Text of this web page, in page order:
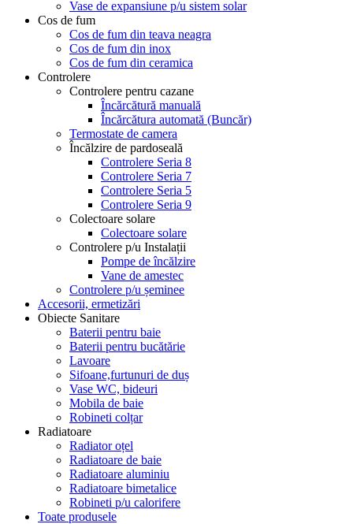
Vase de expansiune p/u sistem solar
Cos de fum
Cos de fum din teava neagra
Cos de fum din inox
Cos de fum din ceramica
Controlere
Controlere pentru cazane
Încărcătură manuală
Încărcătura automată (Buncăr)
Termostate de camera
Încălzire de pardoseală
Controlere Seria 8
Controlere Seria 7
Controlere Seria 5
Controlere Seria 9
Colectoare solare
Colectoare solare
Controlere p/u Instalații
Pompe de încălzire
Vane de amestec
Controlere p/u șeminee
Accesorii, ermetizări
Obiecte Sanitare
Baterii pentru baie
Baterii pentru bucătărie
Lavoare
Sifoane,furtunuri de duș
Vase WC, bideuri
Mobila de baie
Robineti colțar
Radiatoare
Radiator oțel
Radiatoare de baie
Radiatoare aluminiu
Radiatoare bimetalice
Robineti p/u calorifere
Toate produsele